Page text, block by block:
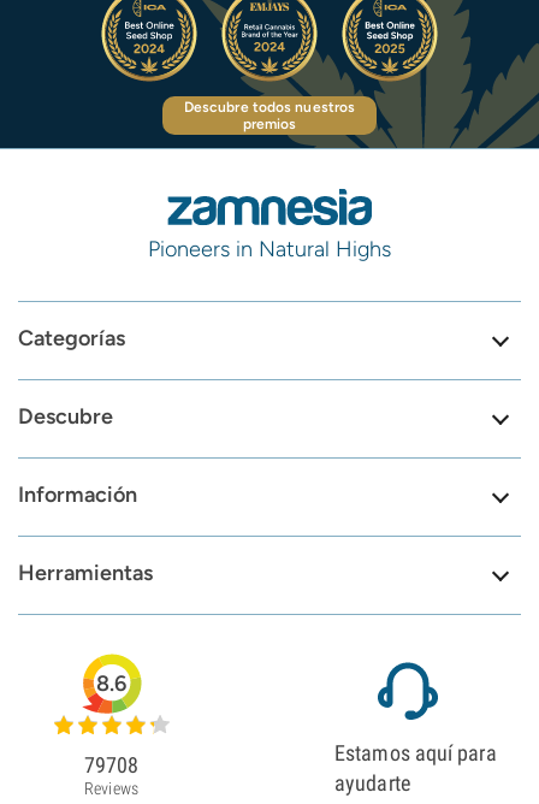
Descubre todos nuestros
premios
Pioneers in Natural Highs
Categorías
Descubre
Información
Herramientas
8.6
79708
Reviews
Estamos aquí para
ayudarte